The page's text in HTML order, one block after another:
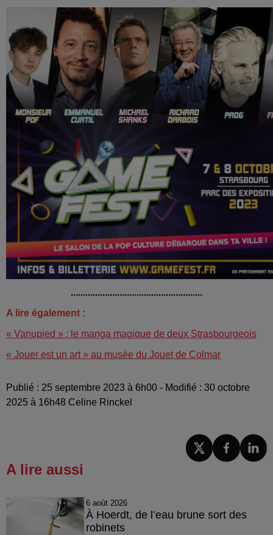
......................................................
A lire également :
« Vanupied » : le manga magique de deux Strasbourgeois
« Jouer est un art » au musée du Jouet de Colmar
Publié : 25 septembre 2023 à 6h00 - Modifié : 30 octobre
2025 à 16h48 Celine Rinckel
A lire aussi
6 août 2026
À Hoerdt, de l’eau brune sort des
robinets